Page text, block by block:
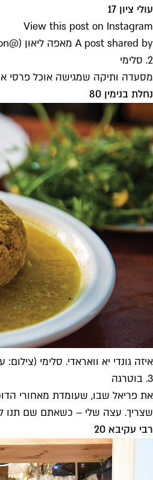
עולי ציון 17
View this post on Instagram
A post shared by מאפה ליאון (@borekas_leon)
2. סלימי
מסעדה ותיקה שמגישה אוכל פרסי
נחלת בנימין 80
איזה גונדי יא וואראדי. סלימי (צילום:
3. בוטרגה
את פריאל שבו, שעומדת מאחורי
שצריך. עצה שלי – כשאתם שם תנו
רבי עקיבא 20